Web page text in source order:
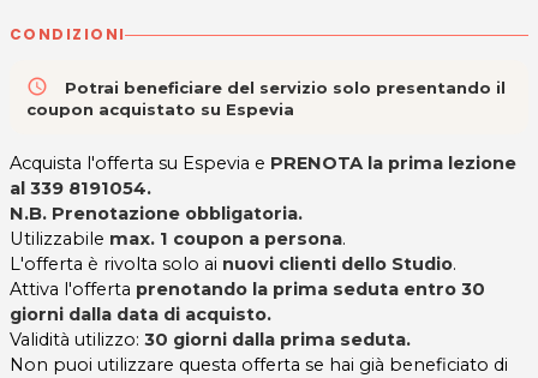
CONDIZIONI
access_time
Potrai beneficiare del servizio solo presentando il
coupon acquistato su Espevia
Acquista l'offerta su Espevia e PRENOTA la prima lezione
al 339 8191054.
N.B. Prenotazione obbligatoria.
Utilizzabile max. 1 coupon a persona.
L'offerta è rivolta solo ai nuovi clienti dello Studio.
Attiva l'offerta prenotando la prima seduta entro 30
giorni dalla data di acquisto.
Validità utilizzo: 30 giorni dalla prima seduta.
Non puoi utilizzare questa offerta se hai già beneficiato di